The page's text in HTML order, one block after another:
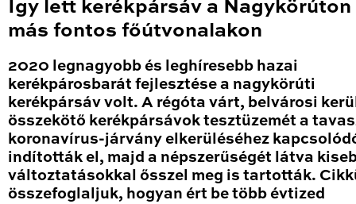
Így lett kerékpársáv a Nagykörúton
más fontos főútvonalakon
2020 legnagyobb és leghíresebb hazai
kerékpárosbarát fejlesztése a nagykörúti
kerékpársáv volt. A régóta várt, belvárosi
összekötő kerékpársávok tesztüzemét a
koronavírus-járvány elkerüléséhez
indították el, majd a népszerűségét látva
változtatásokkal ősszel meg is tartották.
összefoglaljuk, hogyan ért be több évtized